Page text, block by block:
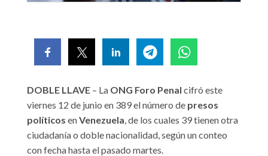
DOBLE LLAVE – La ONG Foro Penal cifró este
viernes 12 de junio en 389 el número de presos
políticos enVenezuela, de los cuales 39 tienen otra
ciudadanía o doble nacionalidad, según un conteo
con fecha hasta el pasado martes.